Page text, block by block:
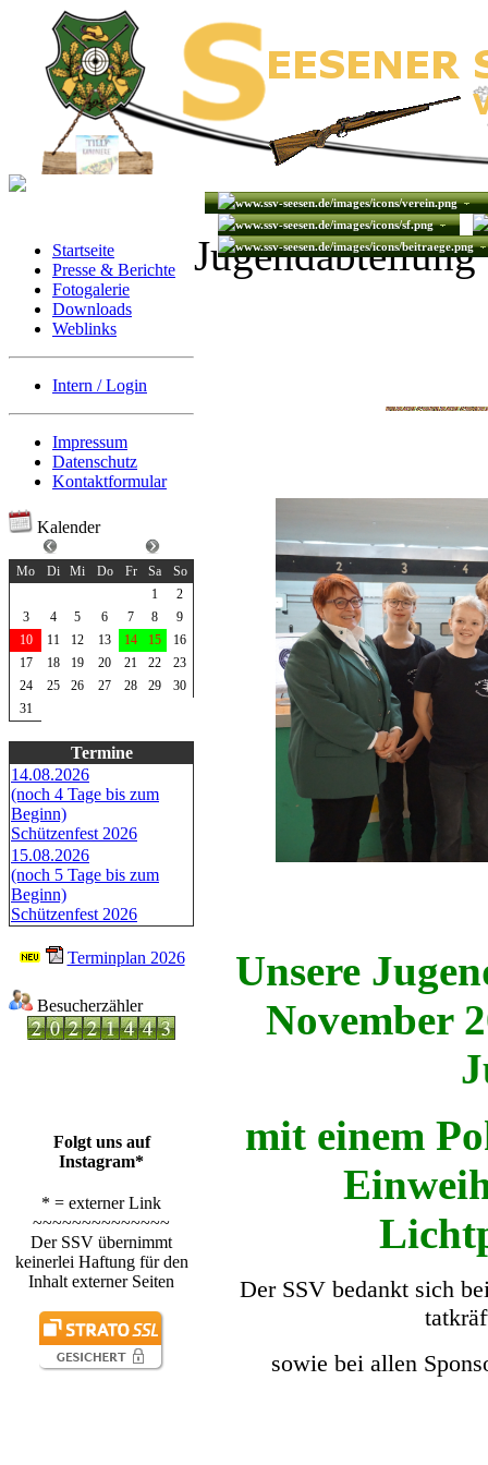
Startseite
Presse & Berichte
Fotogalerie
Downloads
Weblinks
Intern / Login
Impressum
Datenschutz
Kontaktformular
Kalender
Mo
Di Mi Do Fr Sa
So
1
2
3
4 5 6 7 8
9
10
11 12 13 14 15
16
17
18 19 20 21 22
23
24
25 26 27 28 29
30
31
Termine
14.08.2026
(noch 4 Tage bis zum
Beginn)
Schützenfest 2026
15.08.2026
(noch 5 Tage bis zum
Beginn)
Schützenfest 2026
Terminplan 2026
Besucherzähler
Folgt uns auf
Instagram*
* = externer Link
~~~~~~~~~~~~~~
Der SSV übernimmt
keinerlei Haftung für den
Inhalt externer Seiten
Jugendabteilung
Unsere
November
mit einem
Der SSV bedankt sich
sowie bei allen